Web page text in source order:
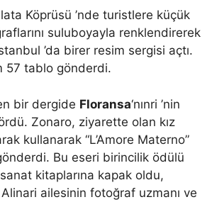
Köprüsü ’nde turistlere küçük
suluboyayla renklendirerek
’da birer resim sergisi açtı.
57 tablo gönderdi.
bir dergide Floransa‘nınri ’nin
Zonaro, ziyarette olan kız
kullanarak “L’Amore Materno”
Bu eseri birincilik ödülü
kitaplarına kapak oldu,
ailesinin fotoğraf uzmanı ve